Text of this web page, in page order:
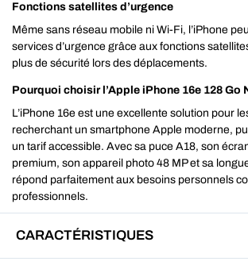
Fonctions satellites d’urgence
Même sans réseau mobile ni Wi-Fi, l’iPhone
services d’urgence grâce aux fonctions
plus de sécurité lors des déplacements.
Pourquoi choisir l’Apple iPhone 16e 128 Go
L’iPhone 16e est une excellente solution pour
recherchant un smartphone Apple moderne,
un tarif accessible. Avec sa puce A18, son
premium, son appareil photo 48 MP et sa
répond parfaitement aux besoins personnels
professionnels.
CARACTÉRISTIQUES